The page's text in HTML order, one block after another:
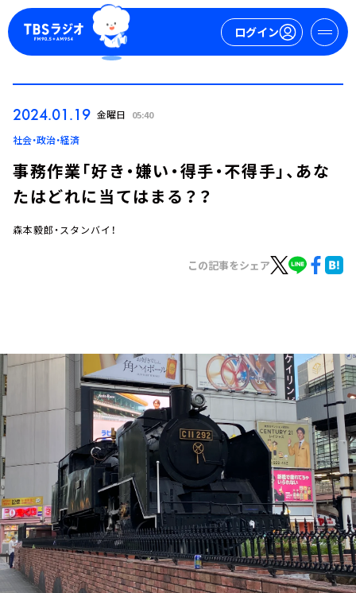
ログイン
お知らせ
イベント・グッズ
YouTube
会社情報
2024.01.19 金曜日 05:40
社会・政治・経済
事務作業「好き・嫌い・得手・不得手」、あな
たはどれに当てはまる？？
森本毅郎・スタンバイ！
この記事をシェア